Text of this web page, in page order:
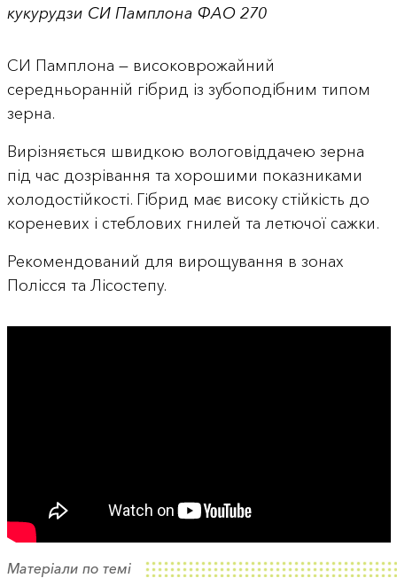
кукурудзи СИ Памплона ФАО 270
СИ Памплона — високоврожайний
середньоранній гібрид із зубоподібним типом
зерна.
Вирізняється швидкою вологовіддачею зерна
під час дозрівання та хорошими показниками
холодостійкості. Гібрид має високу стійкість до
кореневих і стеблових гнилей та летючої сажки.
Рекомендований для вирощування в зонах
Полісся та Лісостепу.
Матеріали по темі